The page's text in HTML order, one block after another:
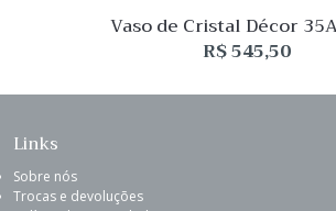
Vaso de Cristal Décor
R$545,50
Links
Sobre nós
Trocas e devoluções